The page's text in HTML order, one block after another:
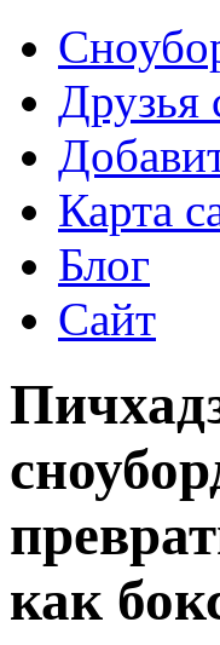
Друзья
Карта
Блог
Сайт
как